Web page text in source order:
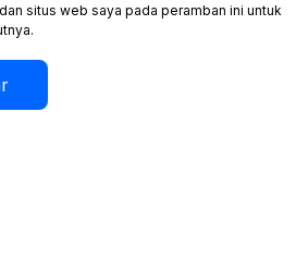
situs web saya pada peramban ini untuk